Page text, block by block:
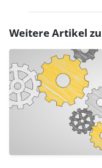
Weitere Artikel